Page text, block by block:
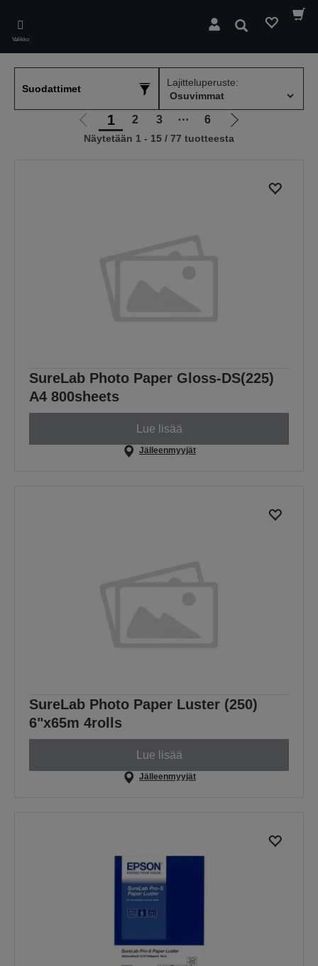
main
content
Valikko
Hae
Suodattimet
Lajitteluperuste:
Siirry
edelliselle
1 2 3 ⋯ 6
Siirry
seuraavalle
Näytetään 1 - 15 / 77 tuotteesta
SureLab Photo Paper Gloss-DS(225)
A4 800sheets
Lue lisää
Jälleenmyyjät
SureLab Photo Paper Luster (250)
6"x65m 4rolls
Lue lisää
Jälleenmyyjät